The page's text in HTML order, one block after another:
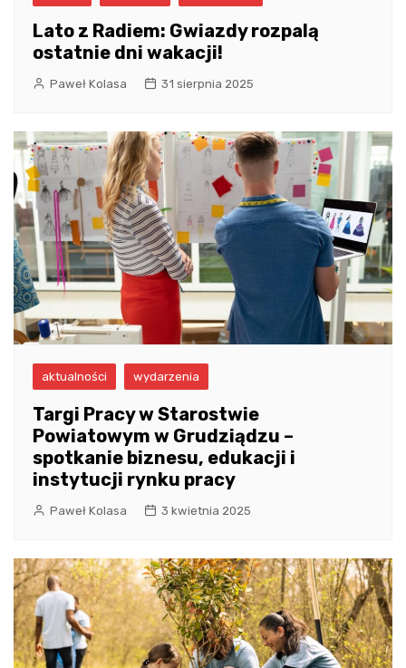
Lato z Radiem: Gwiazdy rozpalą
ostatnie dni wakacji!
Paweł Kolasa 31 sierpnia 2025
aktualności wydarzenia
Targi Pracy w Starostwie
Powiatowym w Grudziądzu –
spotkanie biznesu, edukacji i
instytucji rynku pracy
Paweł Kolasa 3 kwietnia 2025